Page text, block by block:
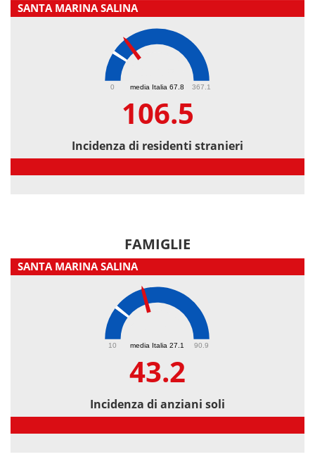
SANTA MARINA SALINA
media Italia 67.8
0 367.1
106.5
Incidenza di residenti stranieri
FAMIGLIE
SANTA MARINA SALINA
media Italia 27.1
10 90.9
43.2
Incidenza di anziani soli